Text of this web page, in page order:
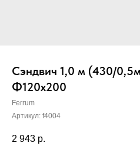
Сэндвич 1,0 м (430/
Ф120х200
Ferrum
Артикул: f4004
2 943 р.